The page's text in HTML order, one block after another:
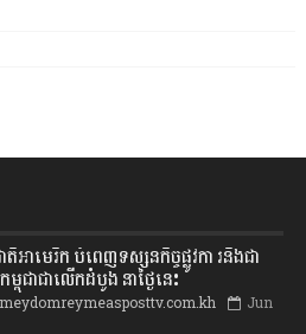
ជាតិអាមេរិក បំពេញទស្សនកិច្ចផ្លូវកា រនិងជា
ម្ពុជាជាលើកដំបូង នាថ្ងៃនេះ
Jun